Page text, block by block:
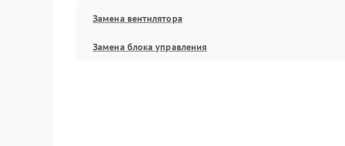
Замена вентилятора
Замена блока управления